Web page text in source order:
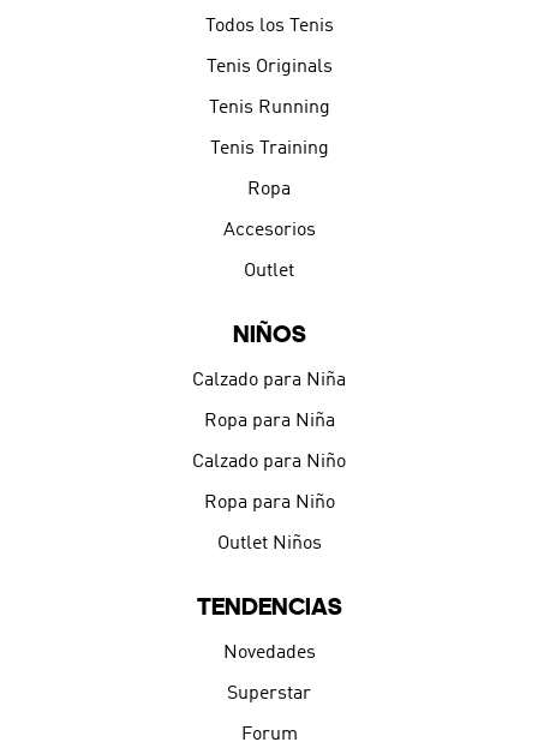
Todos los Tenis
Tenis Originals
Tenis Running
Tenis Training
Ropa
Accesorios
Outlet
NIÑOS
Calzado para Niña
Ropa para Niña
Calzado para Niño
Ropa para Niño
Outlet Niños
TENDENCIAS
Novedades
Superstar
Forum